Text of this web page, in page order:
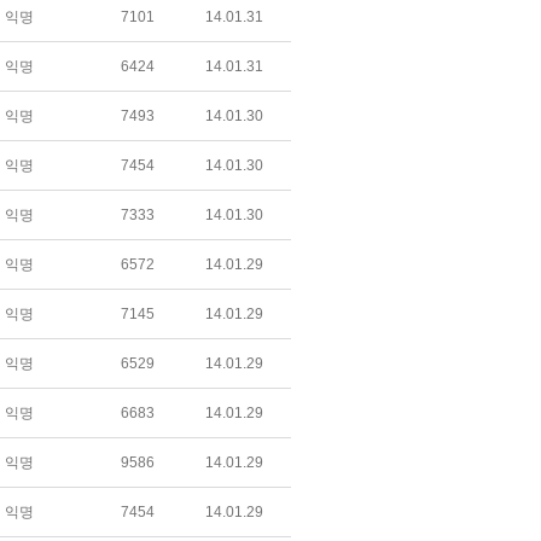
익명 7101 14.01.31
익명 6424 14.01.31
익명 7493 14.01.30
익명 7454 14.01.30
익명 7333 14.01.30
익명 6572 14.01.29
익명 7145 14.01.29
익명 6529 14.01.29
익명 6683 14.01.29
익명 9586 14.01.29
익명 7454 14.01.29